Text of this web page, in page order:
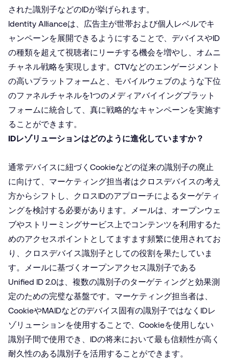
された識別子などのIDが挙げられます。
Identity Allianceは、広告主が世帯および個人レベルでキ
ャンペーンを展開できるようにすることで、デバイスやID
の種類を超えて視聴者にリーチする機会を増やし、オムニ
チャネル戦略を実現します。 CTVなどのエンゲージメント
の高いプラットフォームと、モバイルウェブのような下位
のファネルチャネルを1つのメディアバイイングプラット
フォームに統合して、真に戦略的なキャンペーンを実施す
ることができます。
IDレゾリューションはどのように進化していますか？
通常デバイスに紐づくCookieなどの従来の識別子の廃止
に向けて、マーケティング担当者はクロスデバイスの考え
方からシフトし、クロスIDのアプローチによるターゲティ
ングを検討する必要があります。メールは、オープンウェ
ブやストリーミングサービス上でコンテンツを利用するた
めのアクセスポイントとしてますます頻繁に使用されてお
り、クロスデバイス識別子としての役割を果たしていま
す。メールに基づくオープンアクセス識別子である
Unified ID 2.0は、複数の識別子のターゲティングと効果測
定のための完璧な基盤です。マーケティング担当者は、
CookieやMAIDなどのデバイス固有の識別子ではなくIDレ
ゾリューションを使用することで、Cookieを使用しない
識別子間で使用でき、IDの将来において最も信頼性が高く
耐久性のある識別子を活用することができます。